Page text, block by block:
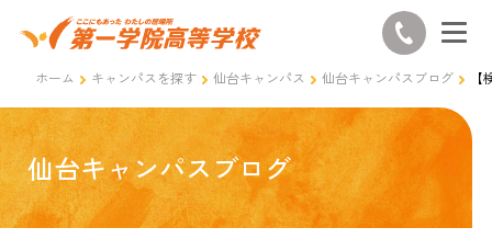
ホーム キャンパスを探す 仙台キャンパス 仙台キャンパスブログ
仙台キャンパスブログ